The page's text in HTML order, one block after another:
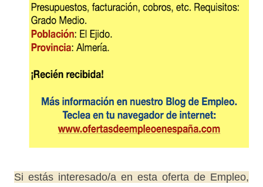
Si estás interesado/a en esta oferta de Empleo,